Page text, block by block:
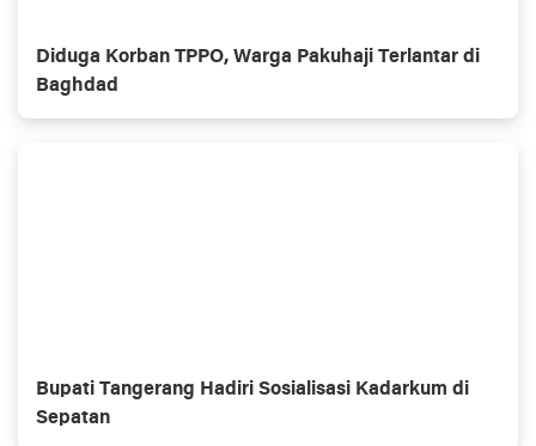
Diduga Korban TPPO, Warga Pakuhaji Terlantar di
Baghdad
Bupati Tangerang Hadiri Sosialisasi Kadarkum di
Sepatan